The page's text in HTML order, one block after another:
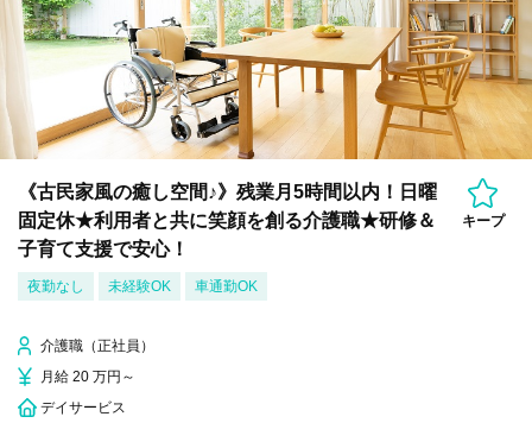
《古民家風の癒し空間♪》残業月5時間以内！日曜
固定休★利用者と共に笑顔を創る介護職★研修＆
子育て支援で安心！
キープ
夜勤なし 未経験OK 車通勤OK
介護職（正社員）
月給 20 万円～
デイサービス